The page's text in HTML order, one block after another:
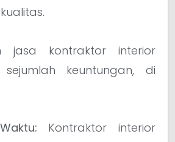
jasa kontraktor interior
sejumlah keuntungan, di
Kontraktor interior